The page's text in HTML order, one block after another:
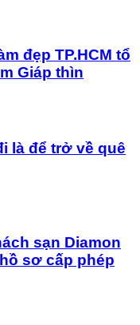
đẹp TP.HCM tổ
Giáp thìn
là để trở về quê
sạn Diamon
sơ cấp phép